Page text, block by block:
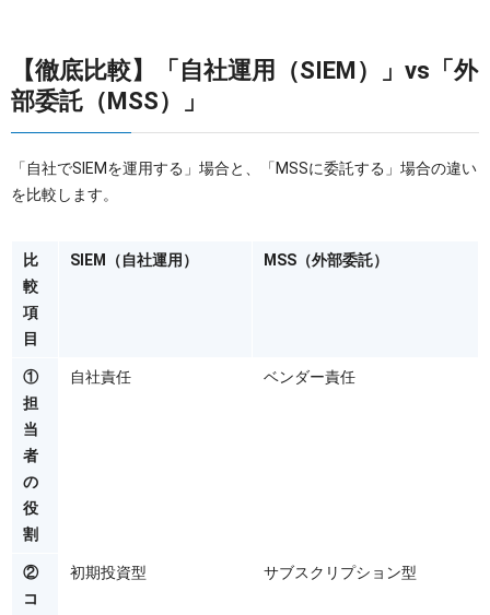
【徹底比較】「自社運用（SIEM）」vs「外
部委託（MSS）」
「自社でSIEMを運用する」場合と、「MSSに委託する」場合の違い
を比較します。
比
較
項
目
SIEM（自社運用） MSS（外部委託）
①
担
当
者
の
役
割
自社責任 ベンダー責任
②
コ
初期投資型 サブスクリプション型